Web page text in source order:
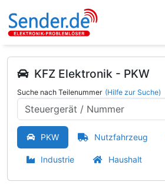
KFZ Elektronik - PKW
Suche nach Teilenummer (Hilfe zur Suche)
PKW Nutzfahrzeug
Industrie Haushalt